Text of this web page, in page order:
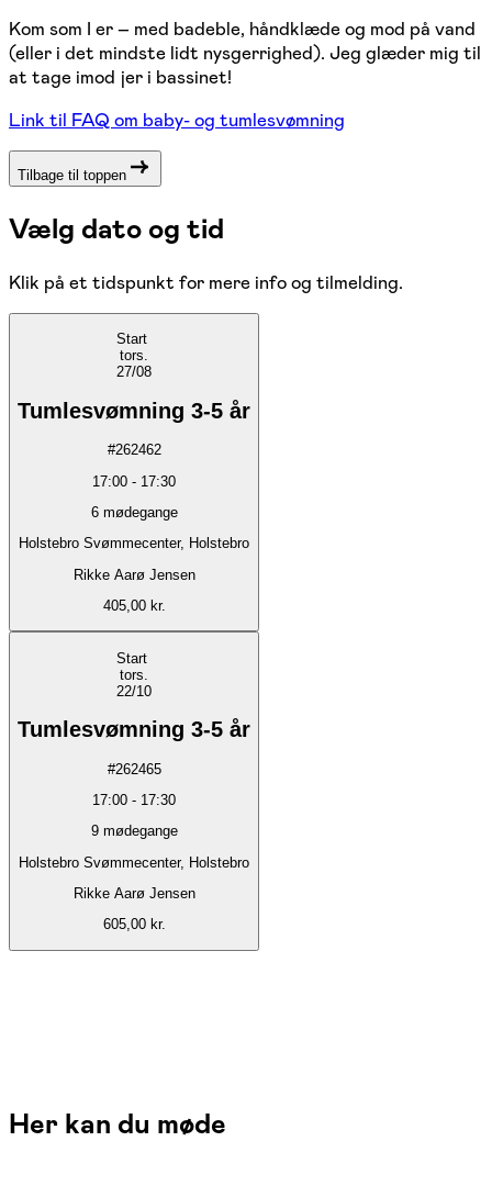
Kom som I er – med badeble, håndklæde og mod på vand
(eller i det mindste lidt nysgerrighed). Jeg glæder mig til
at tage imod jer i bassinet!
Link til FAQ om baby- og tumlesvømning
Tilbage til toppen
Vælg dato og tid
Klik på et tidspunkt for mere info og tilmelding.
Start
tors.
27/08
Tumlesvømning 3-5 år
#262462
17:00 - 17:30
6 mødegange
Holstebro Svømmecenter, Holstebro
Rikke Aarø Jensen
405,00 kr.
Start
tors.
22/10
Tumlesvømning 3-5 år
#262465
17:00 - 17:30
9 mødegange
Holstebro Svømmecenter, Holstebro
Rikke Aarø Jensen
605,00 kr.
Her kan du møde